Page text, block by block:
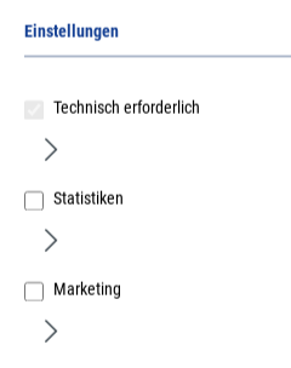
Sie sind hier: Produkte
Säbelsägeblätter
für Holz/Metall
Einstellungen
Technisch erforderlich
Statistiken
Marketing